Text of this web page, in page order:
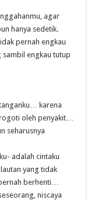
agar
hanya sedetik.
pernah engkau
sambil engkau tutup
karena
oleh penyakit…
seharusnya
adalah cintaku
yang tidak
berhenti…
niscaya